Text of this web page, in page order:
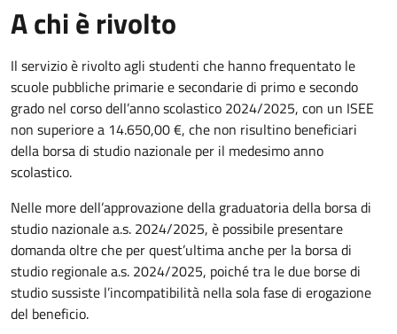
A chi è rivolto
Il servizio è rivolto agli studenti che hanno frequentato le
scuole pubbliche primarie e secondarie di primo e secondo
grado nel corso dell’anno scolastico 2024/2025, con un ISEE
non superiore a 14.650,00 €, che non risultino beneficiari
della borsa di studio nazionale per il medesimo anno
scolastico.
Nelle more dell’approvazione della graduatoria della borsa di
studio nazionale a.s. 2024/2025, è possibile presentare
domanda oltre che per quest’ultima anche per la borsa di
studio regionale a.s. 2024/2025, poiché tra le due borse di
studio sussiste l’incompatibilità nella sola fase di erogazione
del beneficio.